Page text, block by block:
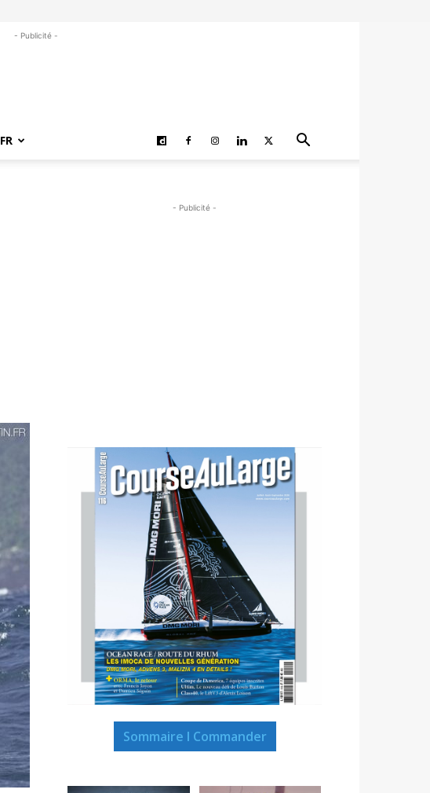
- Publicité -
FR
- Publicité -
Sommaire I Commander